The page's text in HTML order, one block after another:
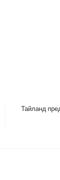
Тайланд